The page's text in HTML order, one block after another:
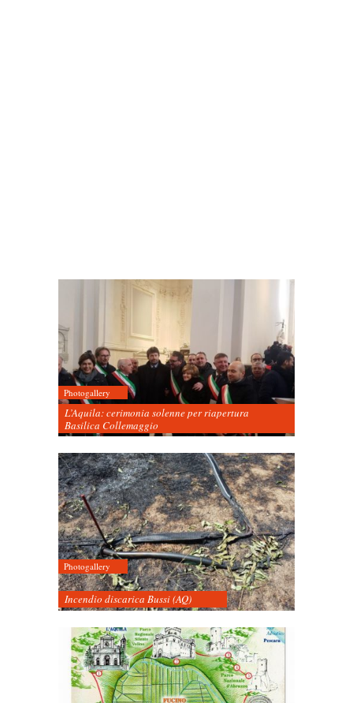
Photogallery
L’Aquila: cerimonia solenne per riapertura
Basilica Collemaggio
Photogallery
Incendio discarica Bussi (AQ)